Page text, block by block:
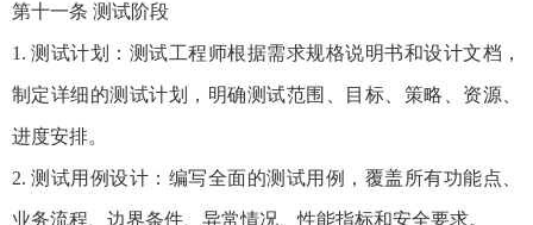
第十一条 测试阶段
1. 测试计划：测试工程师根据需求规格说明书和设计文档，
制定详细的测试计划，明确测试范围、目标、策略、资源、
进度安排。
2. 测试用例设计：编写全面的测试用例，覆盖所有功能点、
业务流程、边界条件、异常情况、性能指标和安全要求。